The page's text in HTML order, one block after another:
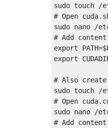
sudo touch /
# Open
sudo nano /
# Add
export
export
# Also
sudo touch /
# Open
sudo nano /
# Add